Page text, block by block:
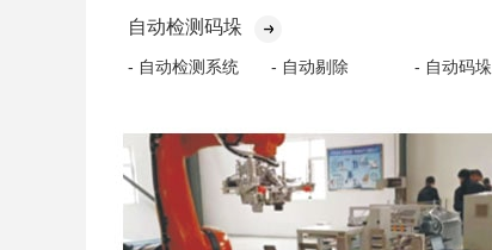
自动检测码垛
- 自动检测系统 - 自动剔除 - 自动码垛